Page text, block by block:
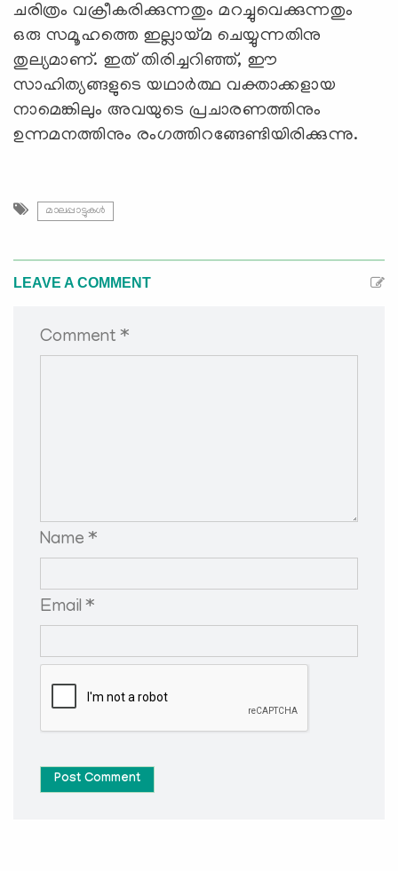
ചരിത്രം വക്രീകരിക്കുന്നതും മറച്ചുവെക്കുന്നതും
ഒരു സമൂഹത്തെ ഇല്ലായ്മ ചെയ്യുന്നതിനു
തുല്യമാണ്. ഇത് തിരിച്ചറിഞ്ഞ്, ഈ
സാഹിത്യങ്ങളുടെ യഥാര്‍ത്ഥ വക്താക്കളായ
നാമെങ്കിലും അവയുടെ പ്രചാരണത്തിനും
ഉന്നമനത്തിനും രംഗത്തിറങ്ങേണ്ടിയിരിക്കുന്നു.
മാലപ്പാട്ടുകൾ
LEAVE A COMMENT
Comment *
Name *
Email *
Post Comment